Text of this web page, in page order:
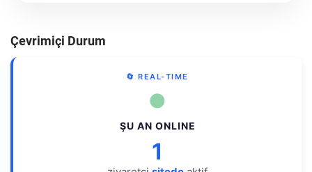
Çevrimiçi Durum
🔄 REAL-TIME
●
ŞU AN ONLINE
1